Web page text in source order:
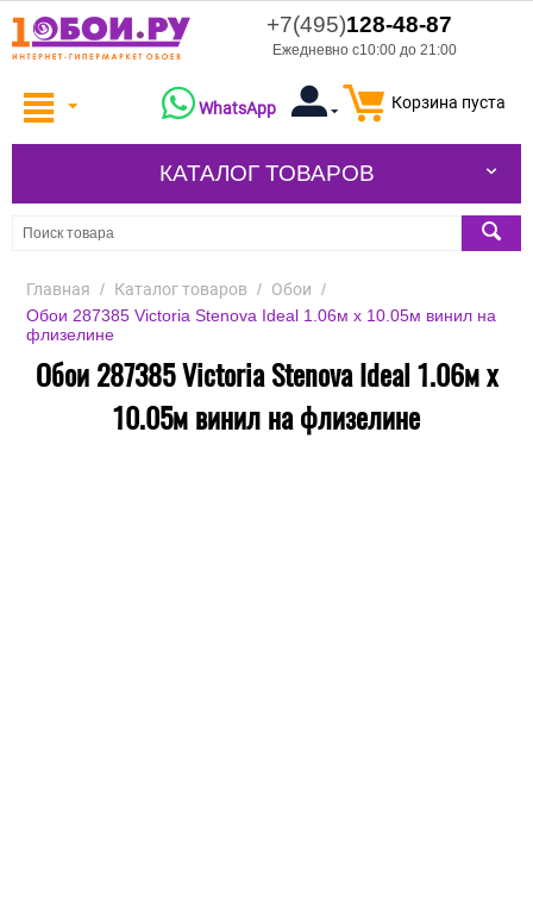
+7(495)128-48-87
Ежедневно с10:00 до 21:00
Корзина пуста
WhatsApp
КАТАЛОГ ТОВАРОВ
Главная / Каталог товаров / Обои /
Обои 287385 Victoria Stenova Ideal 1.06м x 10.05м винил на
флизелине
Обои 287385 Victoria Stenova Ideal 1.06м x
10.05м винил на флизелине